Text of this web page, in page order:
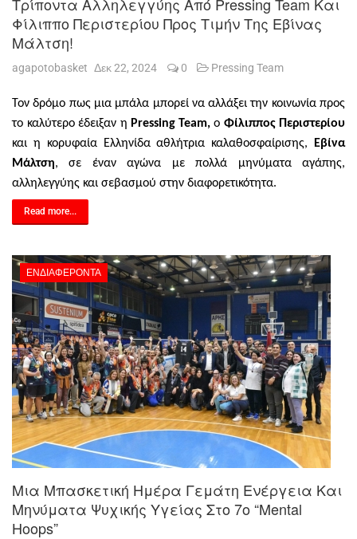
Φίλιππο Περιστερίου Προς Τιμήν Της Εβίνας
Μάλτση!
agapotobasket Δεκ 22, 2024 0 Pressing Team
Τον δρόμο πως μια μπάλα μπορεί να αλλάξει την κοινωνία προς
το καλύτερο έδειξαν η Pressing Team, ο Φίλιππος Περιστερίου
και η κορυφαία Ελληνίδα αθλήτρια καλαθοσφαίρισης,
Εβίνα
Μάλτση, σε έναν αγώνα με πολλά μηνύματα αγάπης,
αλληλεγγύης και σεβασμού στην διαφορετικότητα.
Read more...
ΕΝΔΙΑΦΈΡΟΝΤΑ
Μια Μπασκετική Ημέρα Γεμάτη Ενέργεια Και
Μηνύματα Ψυχικής Υγείας Στο 7ο “Mental
Hoops”